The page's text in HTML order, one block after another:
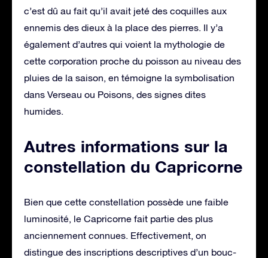
c’est dû au fait qu’il avait jeté des coquilles aux
ennemis des dieux à la place des pierres. Il y’a
également d’autres qui voient la mythologie de
cette corporation proche du poisson au niveau des
pluies de la saison, en témoigne la symbolisation
dans Verseau ou Poisons, des signes dites
humides.
Autres informations sur la
constellation du Capricorne
Bien que cette constellation possède une faible
luminosité, le Capricorne fait partie des plus
anciennement connues. Effectivement, on
distingue des inscriptions descriptives d’un bouc-